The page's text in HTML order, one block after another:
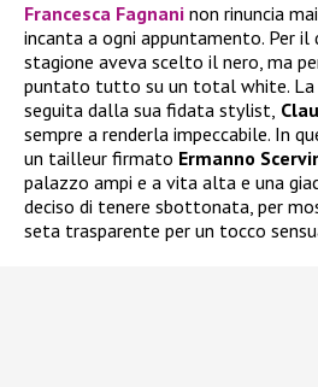
Francesca Fagnani non rinuncia
incanta a ogni appuntamento. Per
stagione aveva scelto il nero, ma
puntato tutto su un total white. La
seguita dalla sua fidata stylist,
sempre a renderla impeccabile. In
un tailleur firmato Ermanno
palazzo ampi e a vita alta e una
deciso di tenere sbottonata, per
seta trasparente per un tocco